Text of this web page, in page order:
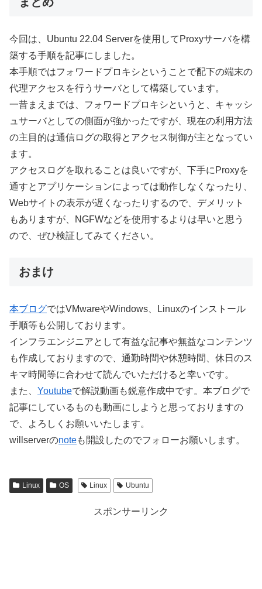
今回は、Ubuntu 22.04 Serverを使用してProxyサーバを構
築する手順を記事にしました。
本手順ではフォワードプロキシということで配下の端末の
代理アクセスを行うサーバとして構築しています。
一昔まえまでは、フォワードプロキシというと、キャッシ
ュサーバとしての側面が強かったですが、現在の利用方法
の主目的は通信ログの取得とアクセス制御が主となってい
ます。
アクセスログを取れることは良いですが、下手にProxyを
通すとアプリケーションによっては動作しなくなったり、
Webサイトの表示が遅くなったりするので、デメリット
もありますが、NGFWなどを使用するよりは早いと思う
ので、ぜひ検証してみてください。
おまけ
本ブログではVMwareやWindows、Linuxのインストール
手順等も公開しております。
インフラエンジニアとして有益な記事や無益なコンテンツ
も作成しておりますので、通勤時間や休憩時間、休日のス
キマ時間等に合わせて読んでいただけると幸いです。
また、 Youtubeで解説動画も鋭意作成中です。本ブログで
記事にしているものも動画にしようと思っておりますの
で、よろしくお願いいたします。
willserverのnoteも開設したのでフォローお願いします。
Linux OS Linux Ubuntu
スポンサーリンク